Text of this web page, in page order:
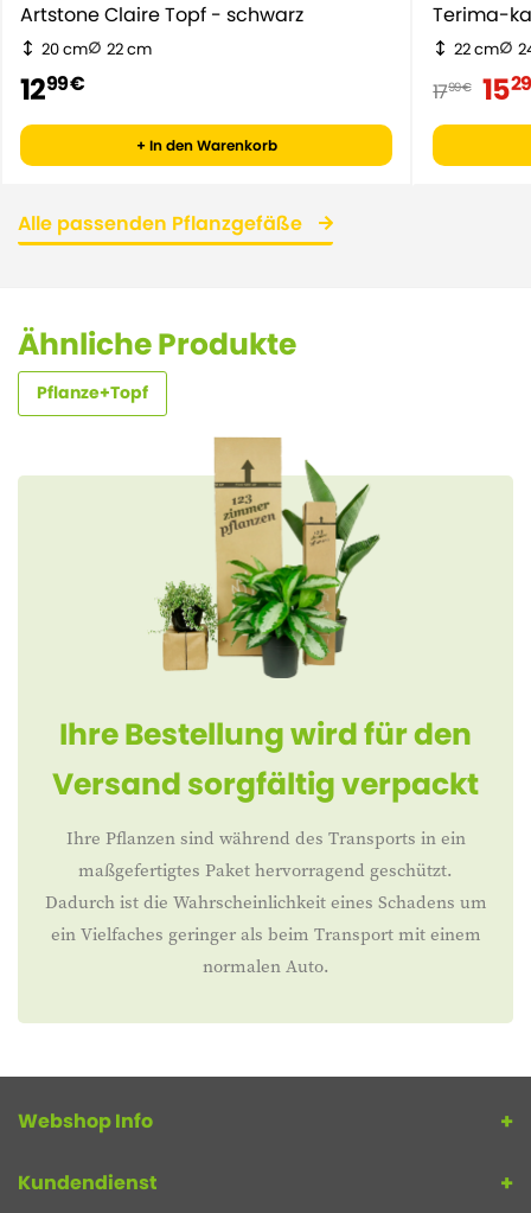
Artstone Claire Topf - schwarz
20 cm 22 cm
1299 €
+ In den Warenkorb
Terima-
22 cm
1799 € 15
Alle passenden Pflanzgefäße
Ähnliche Produkte
Pflanze+Topf
Ihre Bestellung wird für den
Versand sorgfältig verpackt
Ihre Pflanzen sind während des Transports in ein
maßgefertigtes Paket hervorragend geschützt.
Dadurch ist die Wahrscheinlichkeit eines Schadens um
ein Vielfaches geringer als beim Transport mit einem
normalen Auto.
Webshop Info
Kundendienst